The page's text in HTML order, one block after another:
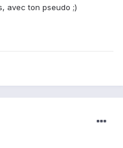
avec ton pseudo ;)